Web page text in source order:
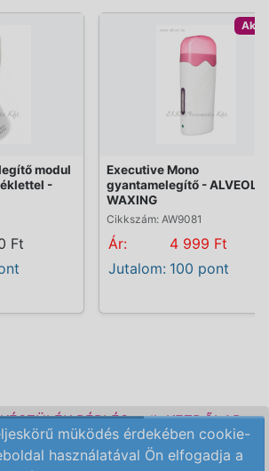
modul
-
Ft
Executive Mono
gyantamelegítő - ALVEOLA
WAXING
Cikkszám: AW9081
Ár:
4 999 Ft
Jutalom: 100 pont
BÉRLÉS
KEZDŐLAP
RENDELÉSI FELTÉTELEK
müködés érdekében cookie-
használatával Ön elfogadja a